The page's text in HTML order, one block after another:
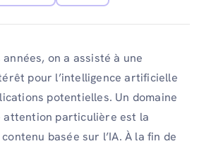
on a assisté à une
pour l’intelligence artificielle
potentielles. Un domaine
attention particulière est la
basée sur l’IA. À la fin de